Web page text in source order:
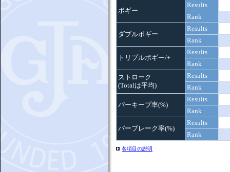
ボギー
Results
Rank
ダブルボギー
Results
Rank
トリプルボギー/+
Results
Rank
ストローク
(Totalは平均)
Results
Rank
パーキープ率(%)
Results
Rank
パーブレーク率(%)
Results
Rank
各項目の説明